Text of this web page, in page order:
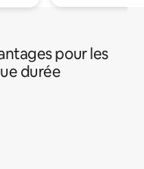
pour les
durée